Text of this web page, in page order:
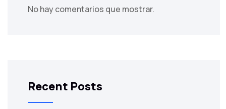
No hay comentarios que mostrar.
Recent Posts